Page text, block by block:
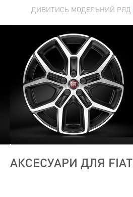
ДИВИТИСЬ МОДЕЛЬНИЙ РЯД
АКСЕСУАРИ ДЛЯ FIAT